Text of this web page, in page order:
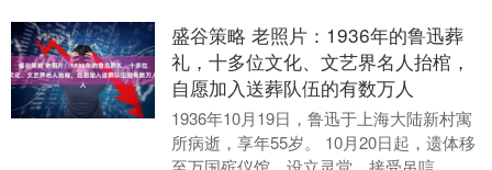
盛谷策略 老照片：1936年的鲁迅葬
礼，十多位文化、文艺界名人抬棺，
自愿加入送葬队伍的有数万人
1936年10月19日，鲁迅于上海大陆新村寓
所病逝，享年55岁。 10月20日起，遗体移